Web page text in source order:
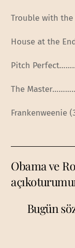
Trouble with
House at the
Pitch
The
Obama ve
Bugün